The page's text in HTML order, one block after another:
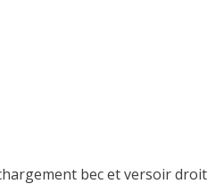
bec et versoir droit